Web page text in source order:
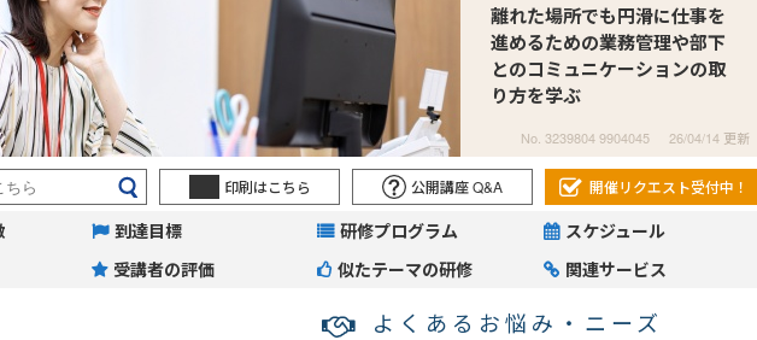
離れた場所でも円滑に仕事を
進めるための業務管理や部下
とのコミュニケーションの取
り方を学ぶ
No. 3239804 9904045 26/04/14 更新
印刷はこちら 公開講座 Q&A 開催リクエスト受付中！
到達目標 研修プログラム
スケジュール
受講者の評価 似たテーマの研修 関連サービス
よくあるお悩み・ニーズ